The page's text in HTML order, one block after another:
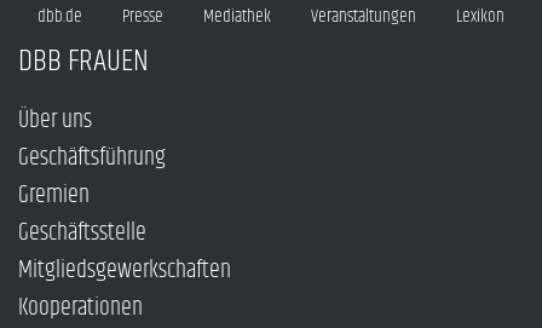
dbb.de Presse Mediathek Veranstaltungen Lexikon
DBB FRAUEN
Über uns
Geschäftsführung
Gremien
Geschäftsstelle
Mitgliedsgewerkschaften
Kooperationen